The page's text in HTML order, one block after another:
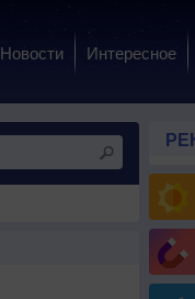
Новости Интересное